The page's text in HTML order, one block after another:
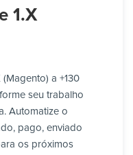
1.X
a +130
seu trabalho
Automatize o
pago, enviado
os próximos